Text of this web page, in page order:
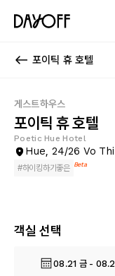
포이틱 휴 호텔
게스트하우스
포이틱 휴 호텔
Poetic Hue Hotel
Hue, 24/26 Vo
#하이킹하기좋은 Beta
객실 선택
08.21 금 -